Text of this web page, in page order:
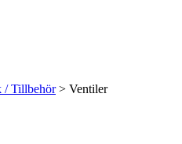
/ Tillbehör> Ventiler